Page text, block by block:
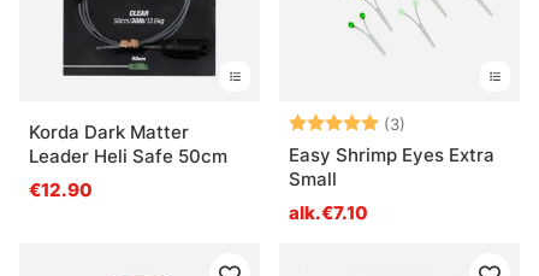
Korda Dark Matter
Leader Heli Safe 50cm
€12.90
Arvio: (3)
Easy Shrimp Eyes Extra
Small
alk.€7.10